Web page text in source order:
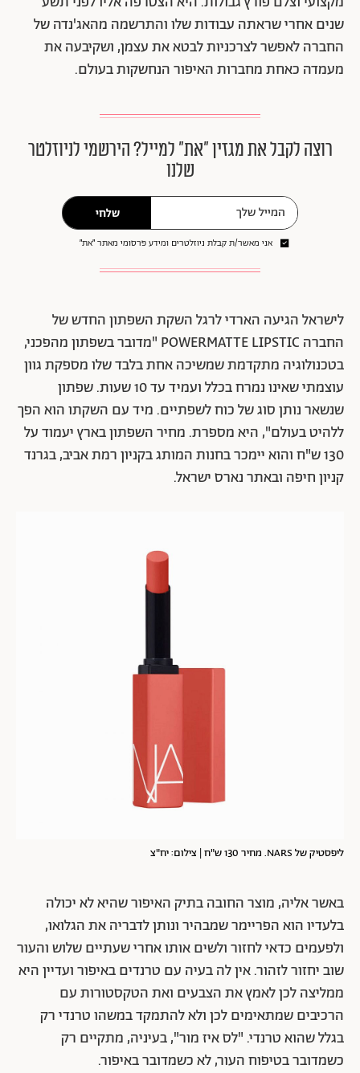
שנים אחרי שראתה עבודות שלו והתרשמה מהאג'נדה של
החברה לאפשר לצרכניות לבטא את עצמן, ושקיבעה את
מעמדה כאחת מחברות האיפור הנחשקות בעולם.
רוצה לקבל את מגזין ״את״ למייל? הירשמי לניוזלטר
שלנו
שלחי
אני מאשר/ת קבלת ניוזלטרים ומידע פרסומי מאתר ״את״
לישראל הגיעה הארדי לרגל השקת השפתון החדש של
החברה POWERMATTE LIPSTIC "מדובר בשפתון מהפכני,
בטכנולוגיה מתקדמת שמשיכה אחת בלבד שלו מספקת גוון
עוצמתי שאינו נמרח בכלל ועמיד עד 10 שעות. שפתון
שנשאר נותן סוג של כוח לשפתיים. מיד עם השקתו הוא הפך
ללהיט בעולם", היא מספרת. מחיר השפתון בארץ יעמוד על
130 ש"ח והוא יימכר בחנות המותג בקניון רמת אביב, בגרנד
קניון חיפה ובאתר נארס ישראל.
ליפסטיק של NARS. מחיר 130 ש"ח | צילום: יח"צ
באשר אליה, מוצר החובה בתיק האיפור שהיא לא יכולה
בלעדיו הוא הפריימר שמבהיר ונותן לדבריה את הגלואו,
ולפעמים כדאי לחזור ולשים אותו אחרי שעתיים שלוש והעור
שוב יחזור לזהור. אין לה בעיה עם טרנדים באיפור ועדיין היא
ממליצה לכן לאמץ את הצבעים ואת הטקסטורות עם
הרכיבים שמתאימים לכן ולא להתמקד במשהו טרנדי רק
בגלל שהוא טרנדי. "לס איז מור", בעיניה, מתקיים רק
כשמדובר בטיפוח העור, לא כשמדובר באיפור.